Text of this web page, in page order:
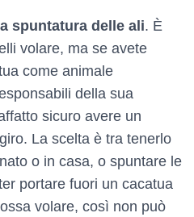
spuntatura delle ali. È
volare, ma se avete
come animale
della sua
sicuro avere un
La scelta è tra tenerlo
o in casa, o spuntare le
portare fuori un cacatua
volare, così non può